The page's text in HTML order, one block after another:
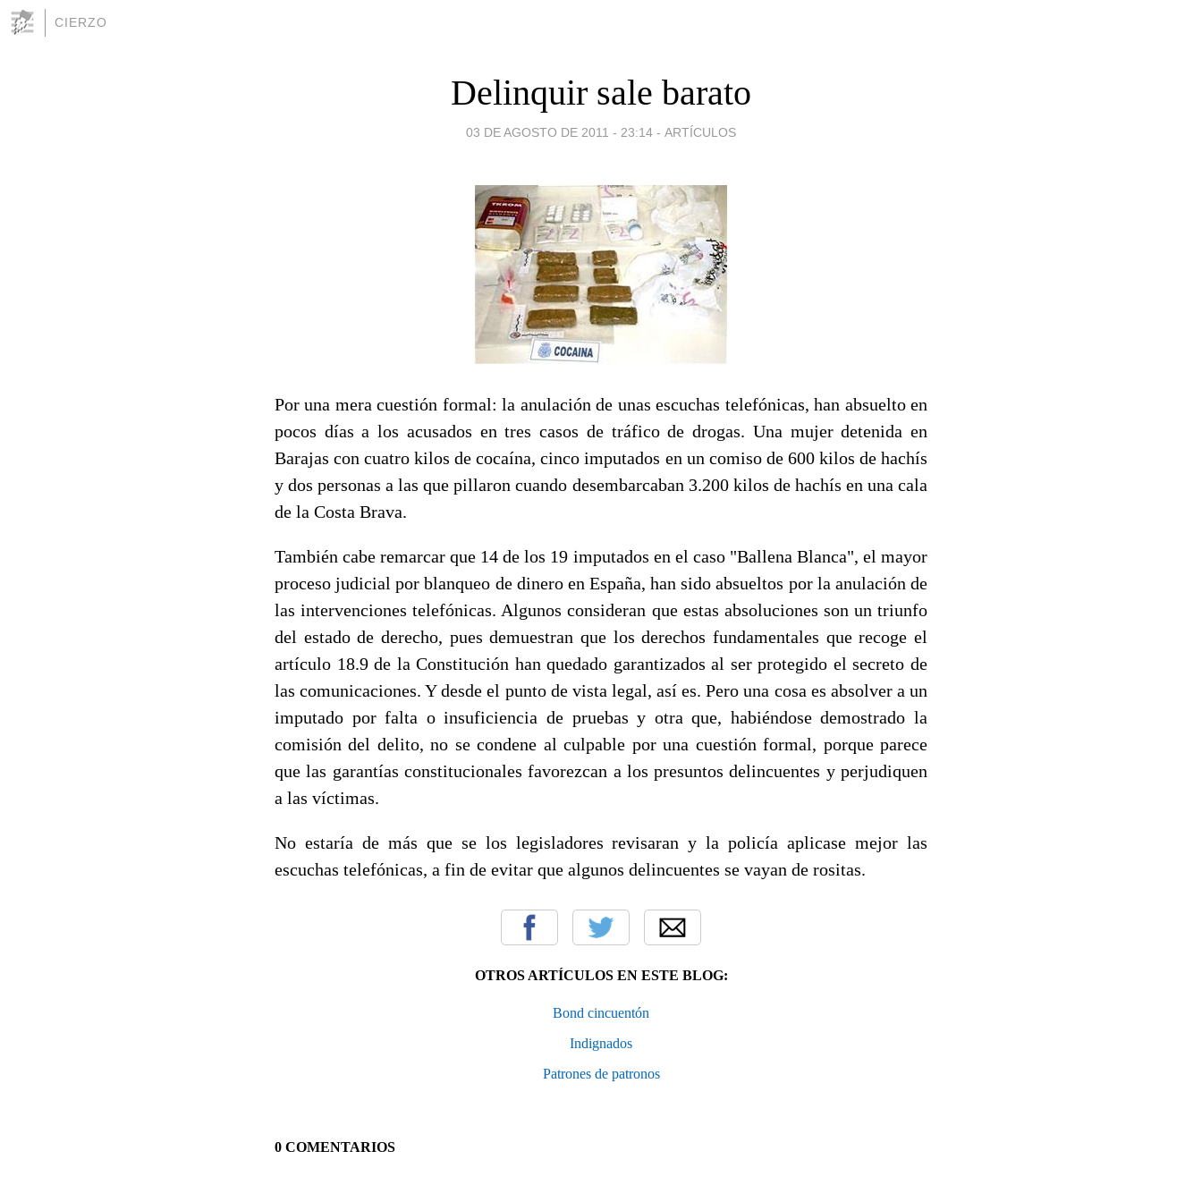
CIERZO
Delinquir sale barato
03 DE AGOSTO DE 2011 - 23:14 - ARTÍCULOS
Por una mera cuestión formal: la anulación de unas escuchas telefónicas, han absuelto en
pocos días a los acusados en tres casos de tráfico de drogas. Una mujer detenida en
Barajas con cuatro kilos de cocaína, cinco imputados en un comiso de 600 kilos de hachís
y dos personas a las que pillaron cuando desembarcaban 3.200 kilos de hachís en una cala
de la Costa Brava.
También cabe remarcar que 14 de los 19 imputados en el caso "Ballena Blanca", el mayor
proceso judicial por blanqueo de dinero en España, han sido absueltos por la anulación de
las intervenciones telefónicas. Algunos consideran que estas absoluciones son un triunfo
del estado de derecho, pues demuestran que los derechos fundamentales que recoge el
artículo 18.9 de la Constitución han quedado garantizados al ser protegido el secreto de
las comunicaciones. Y desde el punto de vista legal, así es. Pero una cosa es absolver a un
imputado por falta o insuficiencia de pruebas y otra que, habiéndose demostrado la
comisión del delito, no se condene al culpable por una cuestión formal, porque parece
que las garantías constitucionales favorezcan a los presuntos delincuentes y perjudiquen
a las víctimas.
No estaría de más que se los legisladores revisaran y la policía aplicase mejor las
escuchas telefónicas, a fin de evitar que algunos delincuentes se vayan de rositas.
OTROS ARTÍCULOS EN ESTE BLOG:
Bond cincuentón
Indignados
Patrones de patronos
0 COMENTARIOS